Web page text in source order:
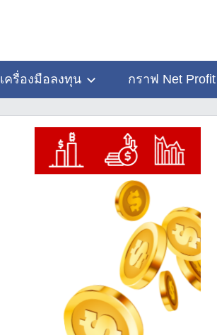
เครื่องมือลงทุน กราฟ Net Profit